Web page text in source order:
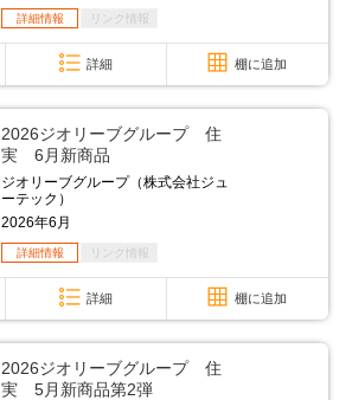
詳細情報 リンク情報
詳細 棚に追加
2026ジオリーブグループ 住
実 6月新商品
ジオリーブグループ（株式会社ジュ
ーテック）
2026年6月
詳細情報 リンク情報
詳細 棚に追加
2026ジオリーブグループ 住
実 5月新商品第2弾